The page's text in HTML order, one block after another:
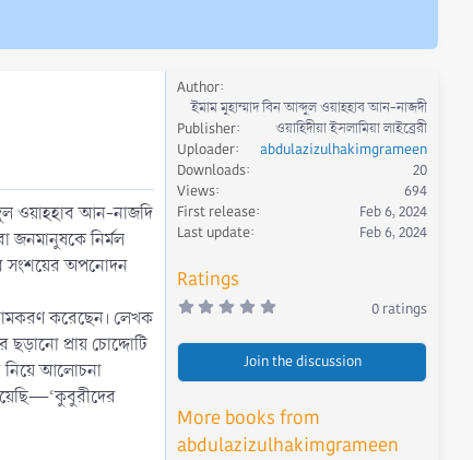
ওয়াহহাব আন-নাজদি
জনমানুষকে নির্মল
সংশয়ের অপনোদন
করেছেন। লেখক
ছড়ানো প্রায় চোদ্দোটি
নিয়ে আলোচনা
Author
ইমাম মুহাম্মাদ বিন আব্দুল ওয়াহহাব আন-নাজদী
Publisher
ওয়াহিদীয়া ইসলামিয়া লাইব্রেরী
Uploader
abdulazizulhakimgrameen
Downloads
20
Views
694
First release
Feb 6, 2024
Last update
Feb 6, 2024
Ratings
0
0
s
(
s
)
0 ratings
Join the discussion
More books from
abdulazizulhakimgrameen